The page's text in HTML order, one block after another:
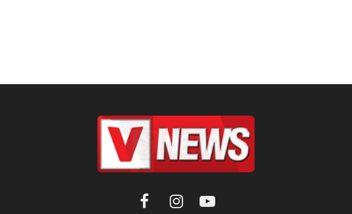
FacebookInstagramYouTube